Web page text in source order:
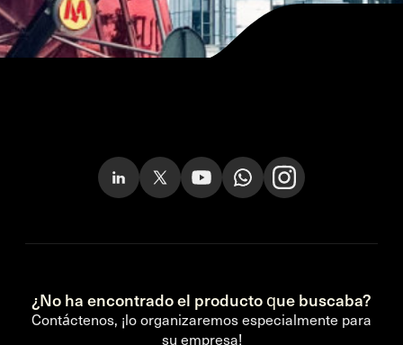
¿No ha encontrado el producto que buscaba?
Contáctenos, ¡lo organizaremos especialmente para
su empresa!